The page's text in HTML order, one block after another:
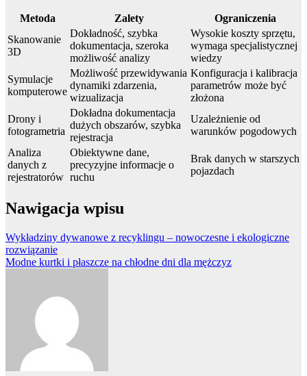
Metoda Zalety
Ograniczenia
Skanowanie
3D
Dokładność, szybka
dokumentacja, szeroka
możliwość analizy
Wysokie koszty sprzętu,
wymaga specjalistycznej
wiedzy
Symulacje
komputerowe
Możliwość przewidywania
dynamiki zdarzenia,
wizualizacja
Konfiguracja i kalibracja
parametrów może być
złożona
Drony i
fotogrametria
Dokładna dokumentacja
dużych obszarów, szybka
rejestracja
Uzależnienie od
warunków pogodowych
Analiza
danych z
rejestratorów
Obiektywne dane,
precyzyjne informacje o
ruchu
Brak danych w starszych
pojazdach
Nawigacja wpisu
Wykładziny dywanowe z recyklingu – nowoczesne i ekologiczne
rozwiązanie
Modne kurtki i płaszcze na chłodne dni dla mężczyz